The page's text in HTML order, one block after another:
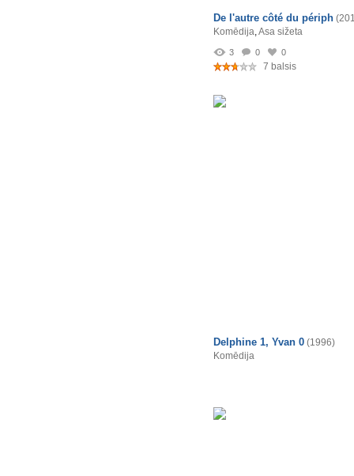
De l'autre côté du périph
Komēdija,Asa sižeta
3 0 0
7 balsis
Delphine 1, Yvan 0 (1996)
Komēdija